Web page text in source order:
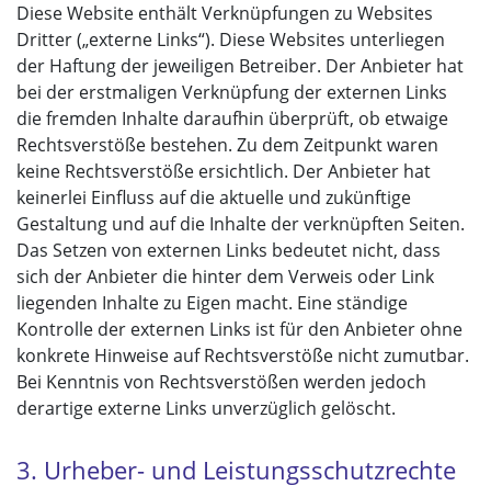
Diese Website enthält Verknüpfungen zu Websites
Dritter („externe Links“). Diese Websites unterliegen
der Haftung der jeweiligen Betreiber. Der Anbieter hat
bei der erstmaligen Verknüpfung der externen Links
die fremden Inhalte daraufhin überprüft, ob etwaige
Rechtsverstöße bestehen. Zu dem Zeitpunkt waren
keine Rechtsverstöße ersichtlich. Der Anbieter hat
keinerlei Einfluss auf die aktuelle und zukünftige
Gestaltung und auf die Inhalte der verknüpften Seiten.
Das Setzen von externen Links bedeutet nicht, dass
sich der Anbieter die hinter dem Verweis oder Link
liegenden Inhalte zu Eigen macht. Eine ständige
Kontrolle der externen Links ist für den Anbieter ohne
konkrete Hinweise auf Rechtsverstöße nicht zumutbar.
Bei Kenntnis von Rechtsverstößen werden jedoch
derartige externe Links unverzüglich gelöscht.
3. Urheber- und Leistungsschutzrechte